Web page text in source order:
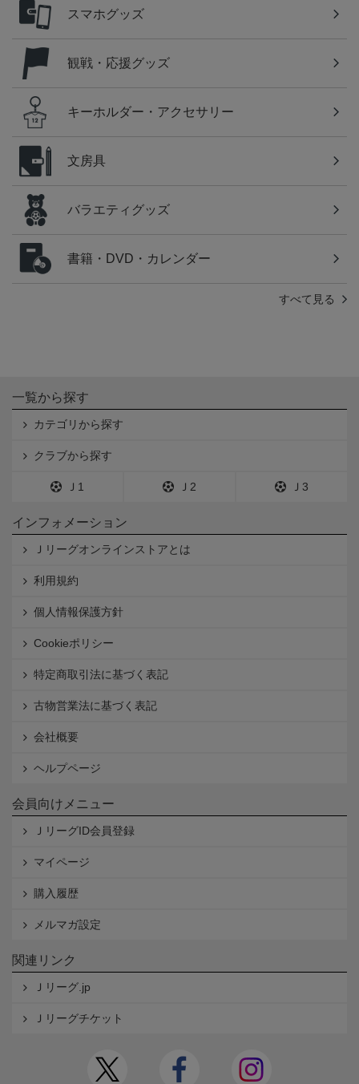
スマホグッズ
観戦・応援グッズ
キーホルダー・アクセサリー
文房具
バラエティグッズ
書籍・DVD・カレンダー
すべて見る
一覧から探す
カテゴリから探す
クラブから探す
Ｊ1 Ｊ2 Ｊ3
インフォメーション
Ｊリーグオンラインストアとは
利用規約
個人情報保護方針
Cookieポリシー
特定商取引法に基づく表記
古物営業法に基づく表記
会社概要
ヘルプページ
会員向けメニュー
ＪリーグID会員登録
マイページ
購入履歴
メルマガ設定
関連リンク
Ｊリーグ.jp
Ｊリーグチケット